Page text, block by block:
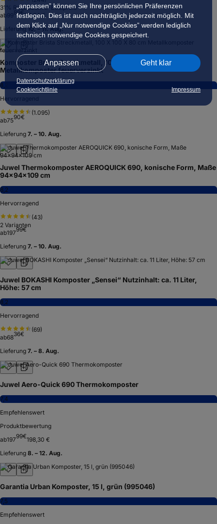
„anpassen” können Sie Ihre persönlichen Präferenzen
festlegen. Dies ist auch nachträglich jederzeit möglich. Mit
dem Klick auf „Nur notwendige Cookies” werden lediglich
technisch notwendige Cookies gespeichert.
Anpassen Geht klar
Datenschutzerklärung
Cookierichtlinie
Impressum
31
% Rabattzum ⌀-Bestpreis
ab
89
111,24 €
Lieferung 10. – 11. Aug.
Komposter Brista Streckmetall, 100 X 100 X 80 cm
Metallkomposter feuerverzinkt
8,2
Hervorragend
(1.095)
ab7590€
Lieferung 7. – 10. Aug.
Juwel Thermokomposter AEROQUICK 690, konische Form, Maße
94x94x109 cm
8,2
Hervorragend
(43)
2 Varianten
ab19799€
Lieferung 7. – 10. Aug.
Juwel BOKASHI Komposter „Sensei“ Nutzinhalt: ca. 11 Liter,
Höhe: 57 cm
8,2
Hervorragend
(69)
ab6836€
Lieferung 7. – 8. Aug.
Juwel Aero-Quick 690 Thermokomposter
7,4
Empfehlenswert
Produktbewertung
ab19799€198,30 €
Lieferung 8. – 12. Aug.
Garantia Urban Komposter, 15 l, grün (995046)
7,5
Empfehlenswert